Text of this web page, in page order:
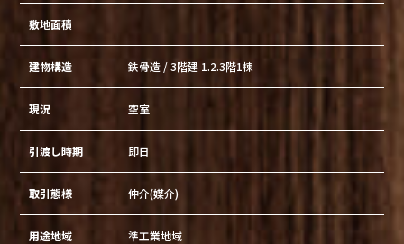
敷地面積
建物構造 鉄骨造 / 3階建 1.2.3階1棟
現況 空室
引渡し時期 即日
取引態様 仲介(媒介)
用途地域 準工業地域